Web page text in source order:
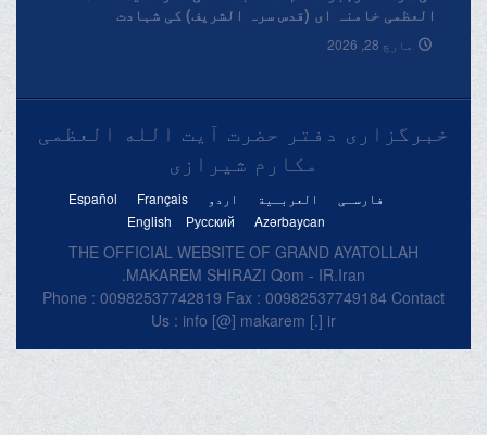
حضرت آیة اللہ العظمی مکارم شیرازی (مدظلہ العالی)
کی طرف سے رہبر معظم انقلاب اسلامی حضرت آیة اللہ
العظمی خامنہ ای (قدس سرہ الشریف) کی شہادت
مارچ 28, 2026
خبرگزاری دفتر حضرت آیت الله العظمی
مکارم شیرازی
فارسـی العربـیة اردو Français
Español